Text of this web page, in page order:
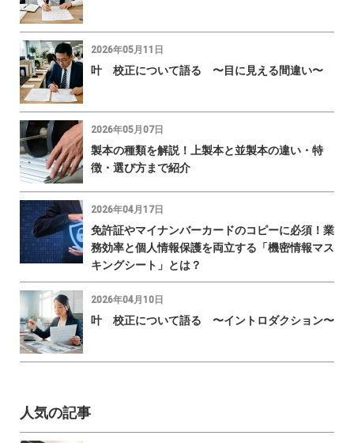
2026年05月11日
叶 校正について語る 〜目に見える間違い〜
2026年05月07日
製本の種類を解説！上製本と並製本の違い・特
徴・選び方まで紹介
2026年04月17日
免許証やマイナンバーカードのコピーに必須！業
務効率と個人情報保護を両立する「機密情報マス
キングシート」とは？
2026年04月10日
叶 校正について語る 〜イントロダクション〜
人気の記事